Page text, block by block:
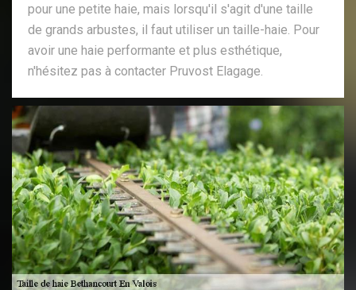
pour une petite haie, mais lorsqu'il s'agit d'une taille
de grands arbustes, il faut utiliser un taille-haie. Pour
avoir une haie performante et plus esthétique,
n'hésitez pas à contacter Pruvost Elagage.